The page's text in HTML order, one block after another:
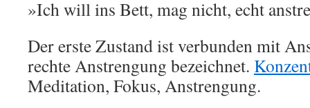
»Ich will ins Bett, mag nicht, echt
Der erste Zustand ist verbunden mit
rechte Anstrengung bezeichnet.
Meditation, Fokus, Anstrengung.